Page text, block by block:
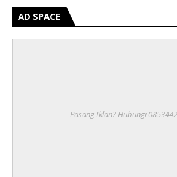
AD SPACE
Pasang Iklan? Hubungi